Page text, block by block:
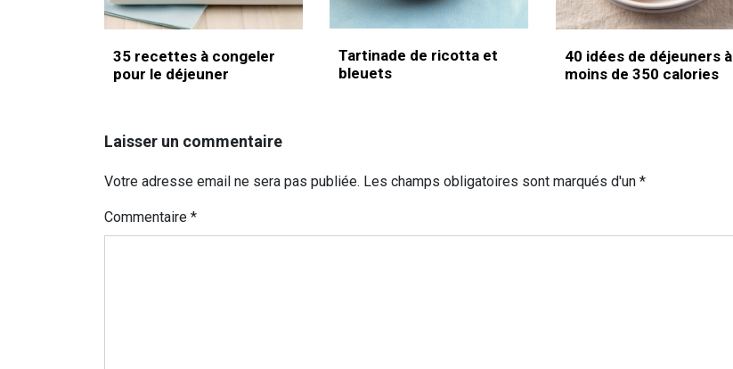
35 recettes à congeler
pour le déjeuner
Tartinade de ricotta et
bleuets
40 idées de déjeuners à
moins de 350 calories
Laisser un commentaire
Votre adresse email ne sera pas publiée. Les champs obligatoires sont marqués d'un *
Commentaire *